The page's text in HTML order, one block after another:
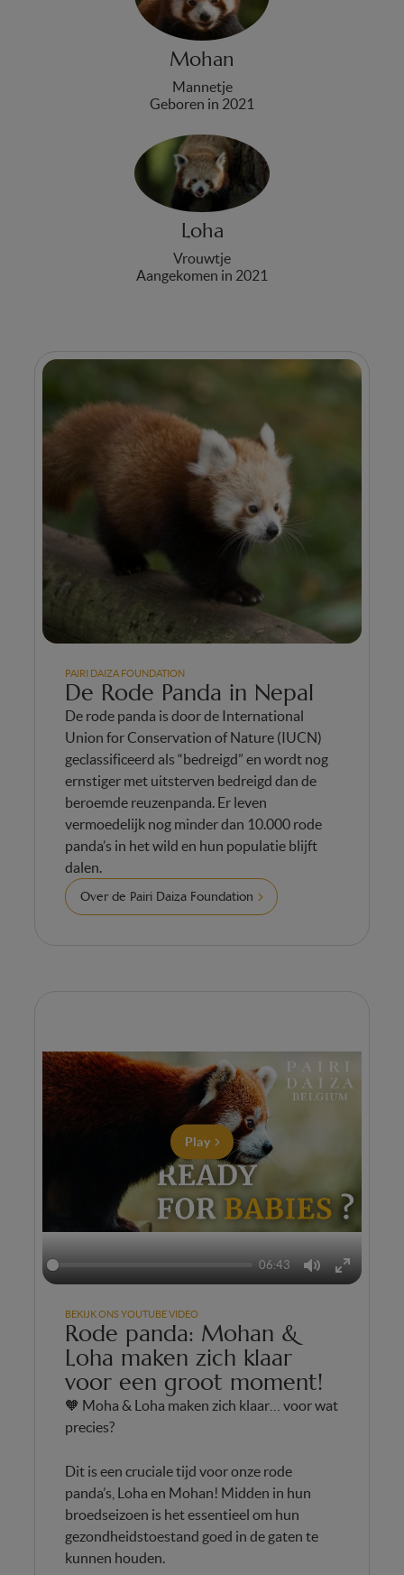
Mohan
Mannetje
Geboren in 2021
Loha
Vrouwtje
Aangekomen in 2021
PAIRI DAIZA FOUNDATION
De Rode Panda in Nepal
De rode panda is door de International
Union for Conservation of Nature (IUCN)
geclassificeerd als “bedreigd” en wordt nog
ernstiger met uitsterven bedreigd dan de
beroemde reuzenpanda. Er leven
vermoedelijk nog minder dan 10.000 rode
panda’s in het wild en hun populatie blijft
dalen.
Over de Pairi Daiza Foundation
06:43
MuteEnter
Play
BEKIJK ONS YOUTUBE VIDEO
Rode panda: Mohan &
Loha maken zich klaar
voor een groot moment!
🧡 Moha & Loha maken zich klaar… voor wat
precies?
Dit is een cruciale tijd voor onze rode
panda’s, Loha en Mohan! Midden in hun
broedseizoen is het essentieel om hun
gezondheidstoestand goed in de gaten te
kunnen houden.